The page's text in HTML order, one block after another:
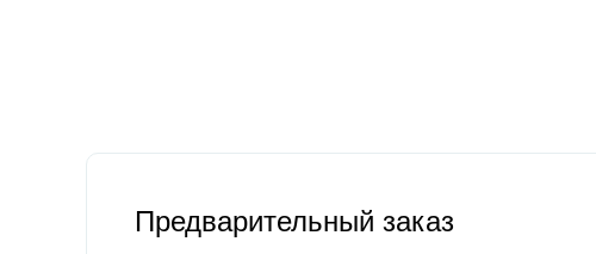
Предварительный заказ